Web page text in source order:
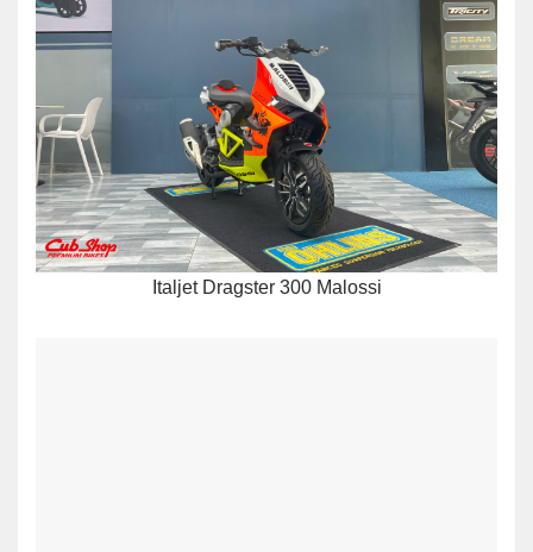
Italjet Dragster 300 Malossi